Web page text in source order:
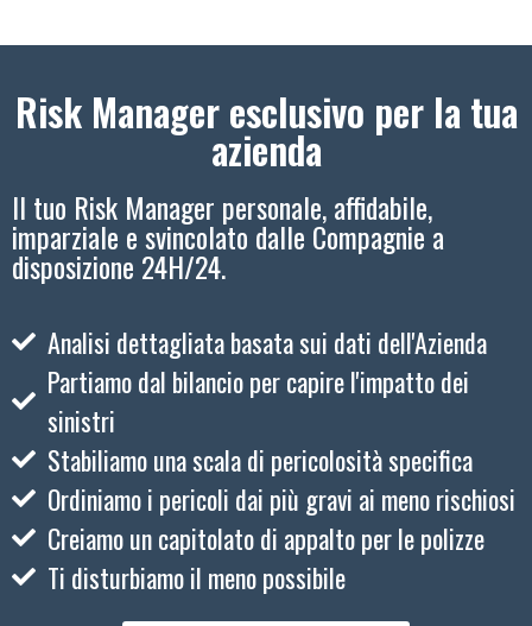
Risk Manager esclusivo per la tua
azienda
Il tuo Risk Manager personale, affidabile,
imparziale e svincolato dalle Compagnie a
disposizione 24H/24.
Analisi dettagliata basata sui dati dell'Azienda
Partiamo dal bilancio per capire l'impatto dei
sinistri
Stabiliamo una scala di pericolosità specifica
Ordiniamo i pericoli dai più gravi ai meno rischiosi
Creiamo un capitolato di appalto per le polizze
Ti disturbiamo il meno possibile